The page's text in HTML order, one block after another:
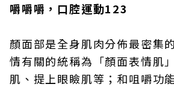
嚼嚼嚼，口腔運動123
顏面部是全身肌肉分佈最密集
情有關的統稱為「顏面表情肌
肌、提上眼瞼肌等；和咀嚼功